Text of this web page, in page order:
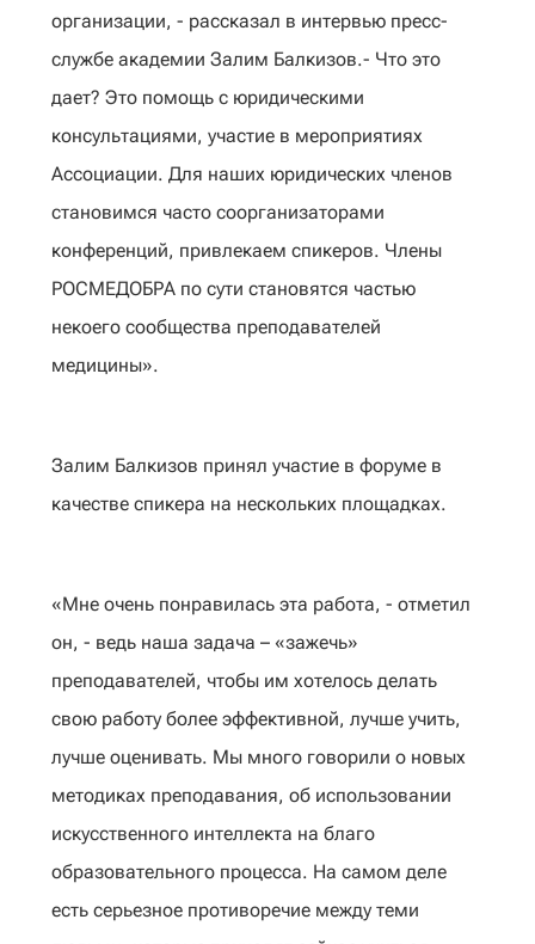
организации, - рассказал в интервью пресс-
службе академии Залим Балкизов.- Что это
дает? Это помощь с юридическими
консультациями, участие в мероприятиях
Ассоциации. Для наших юридических членов
становимся часто соорганизаторами
конференций, привлекаем спикеров. Члены
РОСМЕДОБРА по сути становятся частью
некоего сообщества преподавателей
медицины».
Залим Балкизов принял участие в форуме в
качестве спикера на нескольких площадках.
«Мне очень понравилась эта работа, - отметил
он, - ведь наша задача – «зажечь»
преподавателей, чтобы им хотелось делать
свою работу более эффективной, лучше учить,
лучше оценивать. Мы много говорили о новых
методиках преподавания, об использовании
искусственного интеллекта на благо
образовательного процесса. На самом деле
есть серьезное противоречие между теми